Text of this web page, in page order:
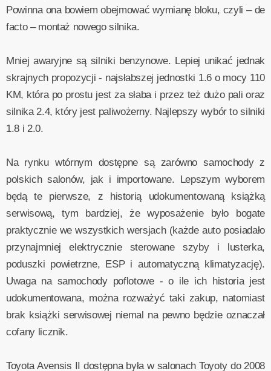
Powinna ona bowiem obejmować wymianę bloku, czyli – de
facto – montaż nowego silnika.
Mniej awaryjne są silniki benzynowe. Lepiej unikać jednak
skrajnych propozycji - najsłabszej jednostki 1.6 o mocy 110
KM, która po prostu jest za słaba i przez też dużo pali oraz
silnika 2.4, który jest paliwożerny. Najlepszy wybór to silniki
1.8 i 2.0.
Na rynku wtórnym dostępne są zarówno samochody z
polskich salonów, jak i importowane. Lepszym wyborem
będą te pierwsze, z historią udokumentowaną książką
serwisową, tym bardziej, że wyposażenie było bogate
praktycznie we wszystkich wersjach (każde auto posiadało
przynajmniej elektrycznie sterowane szyby i lusterka,
poduszki powietrzne, ESP i automatyczną klimatyzację).
Uwaga na samochody poflotowe - o ile ich historia jest
udokumentowana, można rozważyć taki zakup, natomiast
brak książki serwisowej niemal na pewno będzie oznaczał
cofany licznik.
Toyota Avensis II dostępna była w salonach Toyoty do 2008